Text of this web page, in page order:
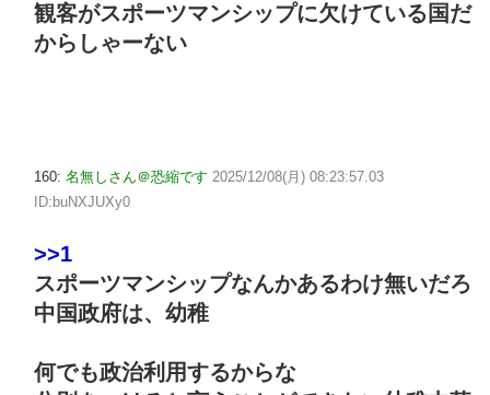
観客がスポーツマンシップに欠けている国だ
からしゃーない
160: 名無しさん＠恐縮です 2025/12/08(月) 08:23:57.03
ID:buNXJUXy0
>>1
スポーツマンシップなんかあるわけ無いだろ
中国政府は、幼稚
何でも政治利用するからな